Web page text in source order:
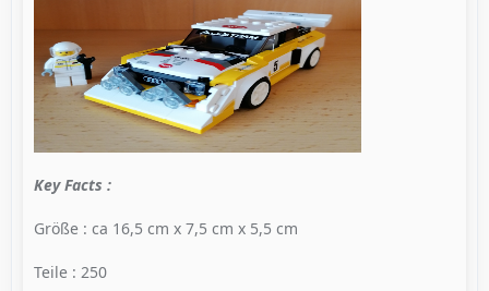
Key Facts :
Größe : ca 16,5 cm x 7,5 cm x 5,5 cm
Teile : 250